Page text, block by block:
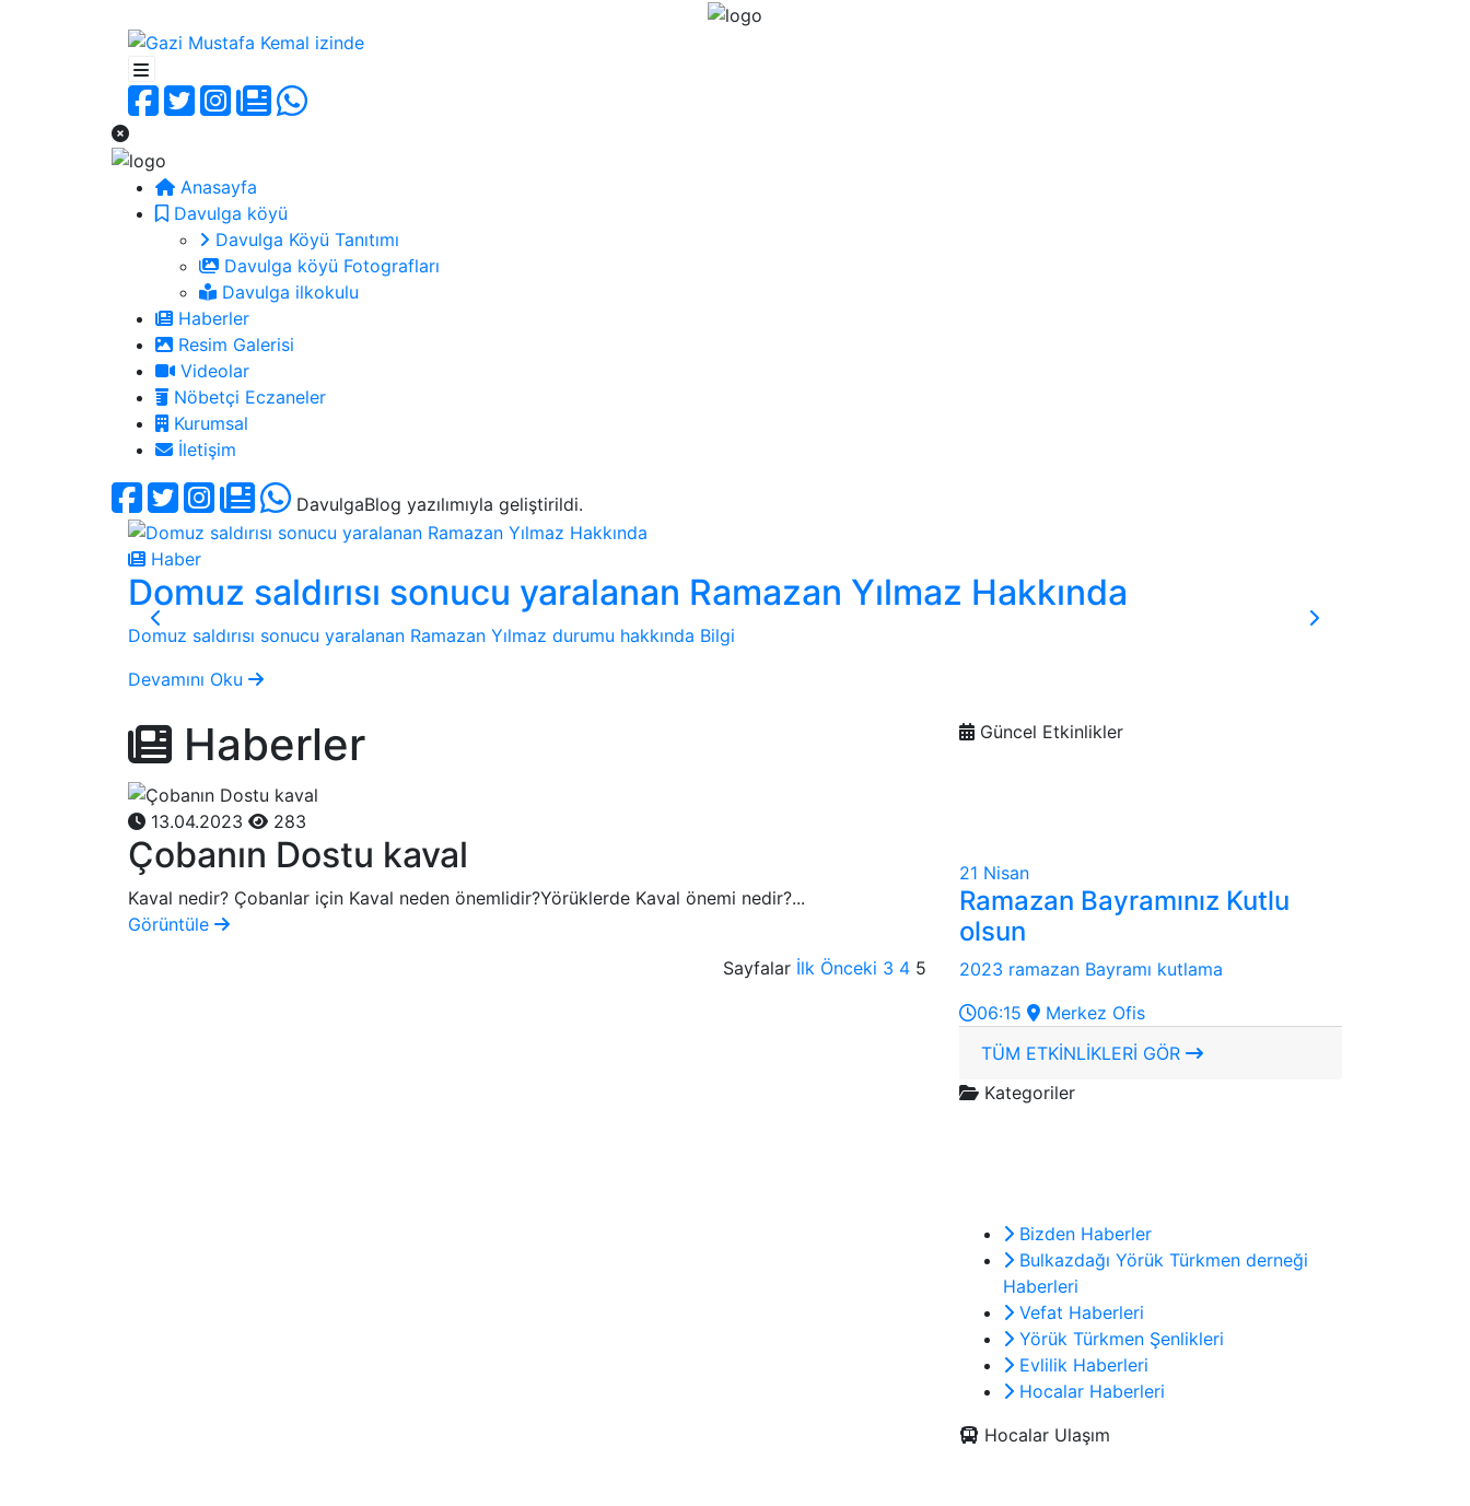
Anasayfa
Davulga köyü
Davulga Köyü Tanıtımı
Davulga köyü Fotografları
Davulga ilkokulu
Haberler
Resim Galerisi
Videolar
Nöbetçi Eczaneler
Kurumsal
İletişim
DavulgaBlog yazılımıyla geliştirildi.
Haber
Domuz saldırısı sonucu yaralanan Ramazan Yılmaz Hakkında
Domuz saldırısı sonucu yaralanan Ramazan Yılmaz durumu hakkında Bilgi
Devamını Oku
Haberler
13.04.2023 283
Çobanın Dostu kaval
Kaval nedir? Çobanlar için Kaval neden önemlidir?Yörüklerde Kaval önemi nedir?...
Görüntüle
Sayfalar İlk Önceki 3 4 5
Güncel Etkinlikler
21 Nisan
Ramazan Bayramınız Kutlu
olsun
2023 ramazan Bayramı kutlama
06:15
Merkez Ofis
TÜM ETKİNLİKLERİ GÖR
Kategoriler
Bizden Haberler
Bulkazdağı Yörük Türkmen derneği
Haberleri
Vefat Haberleri
Yörük Türkmen Şenlikleri
Evlilik Haberleri
Hocalar Haberleri
Hocalar Ulaşım